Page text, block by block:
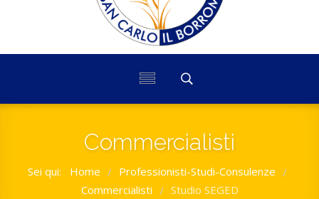
Commercialisti
Sei qui: Home / Professionisti-Studi-Consulenze /
Commercialisti / Studio SEGED